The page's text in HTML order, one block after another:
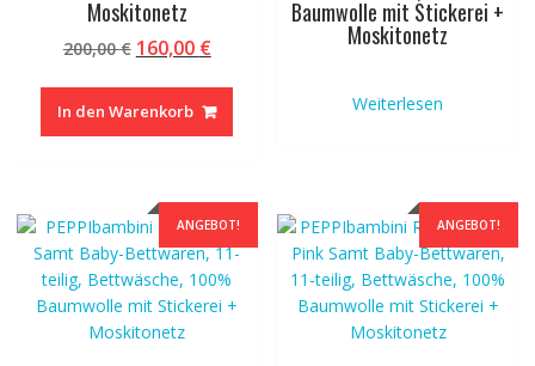
Moskitonetz
200,00€ Ursprünglicher
war:
200,00 €
160,00 €Aktueller
160,00 €.
In den Warenkorb
Baumwolle mit Stickerei +
Moskitonetz
Weiterlesen
ANGEBOT! ANGEBOT!